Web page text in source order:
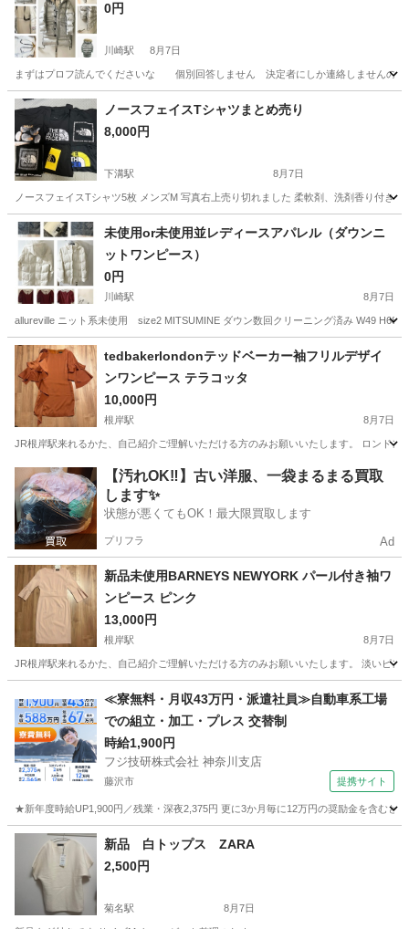
0円
川崎駅 8月7日
まずはプロフ読んでくださいな 個別回答しません 決定者にしか連絡しませんの
神奈川 川崎市 コート
ノースフェイスTシャツまとめ売り
8,000円
下溝駅 8月7日
ノースフェイスTシャツ5枚 メンズM 写真右上売り切れました 柔軟剤、洗剤香り付きの
神奈川 相模原市 下溝駅 Tシャツ ノースフェイス
未使用or未使用並レディースアパレル（ダウンニ
ットワンピース）
0円
川崎駅 8月7日
allureville ニット系未使用 size2 MITSUMINE ダウン数回クリーニング済み W49 H68
神奈川 川崎市 tedbakerlondonテッドベーカー袖フリルデザイ
ンワンピース テラコッタ
10,000円
根岸駅 8月7日
JR根岸駅来れるかた、自己紹介ご理解いただける方のみお願いいたします。 ロンド
神奈川 横浜市 根岸駅 ワンピース
【汚れOK‼️】古い洋服、一袋まるまる買取
します✨
状態が悪くてもOK！最大限買取します
プリフラ Ad
新品未使用BARNEYS NEWYORK パール付き袖ワ
ンピース ピンク
13,000円
根岸駅 8月7日
JR根岸駅来れるかた、自己紹介ご理解いただける方のみお願いいたします。 淡いピ
根岸駅 ワンピース
≪寮無料・月収43万円・派遣社員≫自動車系工場
での組立・加工・プレス 交替制
時給1,900円
フジ技研株式会社 神奈川支店
藤沢市 提携サイト
★新年度時給UP1,900円／残業・深夜2,375円 更に3か月毎に12万円の奨励金を含む
神奈川 藤沢市 その他
新品 白トップス ZARA
2,500円
菊名駅 8月7日